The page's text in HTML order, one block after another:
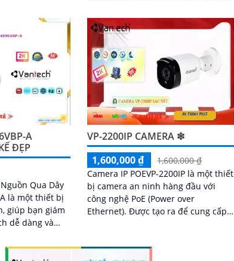
lắp đặt và
cùng một dây cáp...
A
ĐẸP
Qua Dây
A là một thiết bị
giúp bạn giám
dễ dàng và
VP-2200IP CAMERA ❇
1,600,000 ₫
1,600,000 ₫
Camera IP POEVP-2200IP là một thiết
bị camera an ninh hàng đầu với
công nghệ PoE (Power over
Ethernet). Được tạo ra để cung cấp